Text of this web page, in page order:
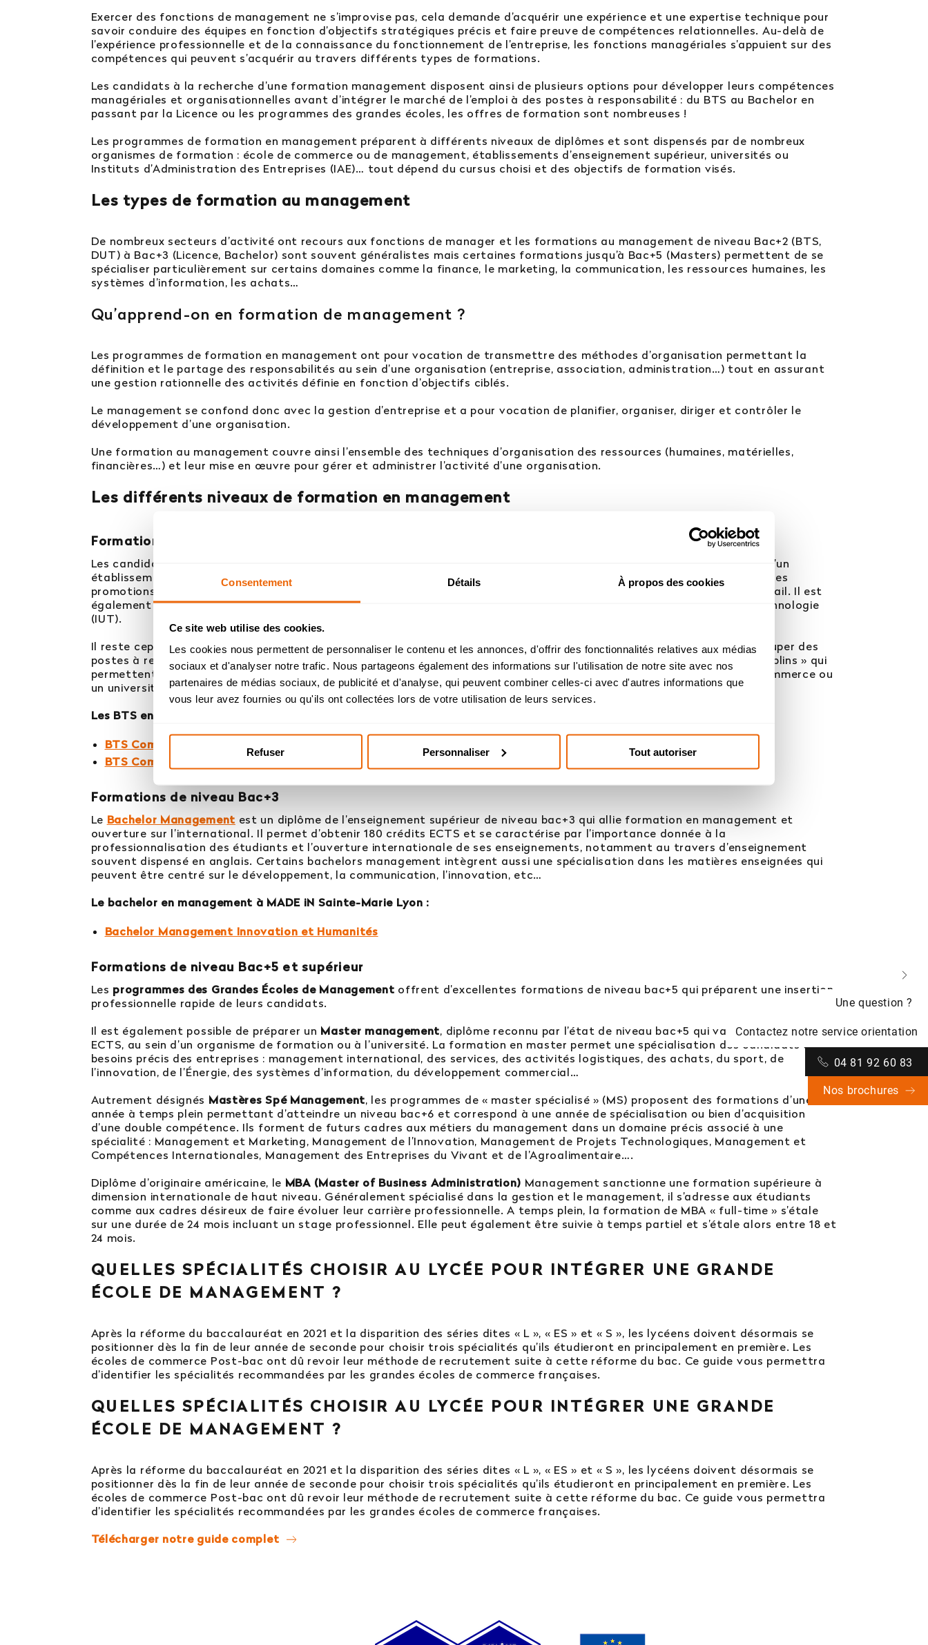
Consentement Détails À propos des cookies
Ce site web utilise des cookies.
Les cookies nous permettent de personnaliser le contenu et les annonces, d'offrir des fonctionnalités relatives aux médias
sociaux et d'analyser notre trafic. Nous partageons également des informations sur l'utilisation de notre site avec nos
partenaires de médias sociaux, de publicité et d'analyse, qui peuvent combiner celles-ci avec d'autres informations que
vous leur avez fournies ou qu'ils ont collectées lors de votre utilisation de leurs services.
Refuser Personnaliser Tout autoriser
Exercer des fonctions de management ne s’improvise pas, cela demande d’acquérir une expérience et une expertise technique pour
savoir conduire des équipes en fonction d’objectifs stratégiques précis et faire preuve de compétences relationnelles. Au-delà de
l’expérience professionnelle et de la connaissance du fonctionnement de l’entreprise, les fonctions managériales s’appuient sur des
compétences qui peuvent s’acquérir au travers différents types de formations.
Les candidats à la recherche d’une formation management disposent ainsi de plusieurs options pour développer leurs compétences
managériales et organisationnelles avant d’intégrer le marché de l’emploi à des postes à responsabilité : du BTS au Bachelor en
passant par la Licence ou les programmes des grandes écoles, les offres de formation sont nombreuses !
Les programmes de formation en management préparent à différents niveaux de diplômes et sont dispensés par de nombreux
organismes de formation : école de commerce ou de management, établissements d’enseignement supérieur, universités ou
Instituts d’Administration des Entreprises (IAE)… tout dépend du cursus choisi et des objectifs de formation visés.
Les types de formation au management
De nombreux secteurs d’activité ont recours aux fonctions de manager et les formations au management de niveau Bac+2 (BTS,
DUT) à Bac+3 (Licence, Bachelor) sont souvent généralistes mais certaines formations jusqu’à Bac+5 (Masters) permettent de se
spécialiser particulièrement sur certains domaines comme la finance, le marketing, la communication, les ressources humaines, les
systèmes d’information, les achats…
Qu’apprend-on en formation de management ?
Les programmes de formation en management ont pour vocation de transmettre des méthodes d’organisation permettant la
définition et le partage des responsabilités au sein d’une organisation (entreprise, association, administration…) tout en assurant
une gestion rationnelle des activités définie en fonction d’objectifs ciblés.
Le management se confond donc avec la gestion d’entreprise et a pour vocation de planifier, organiser, diriger et contrôler le
développement d’une organisation.
Une formation au management couvre ainsi l’ensemble des techniques d’organisation des ressources (humaines, matérielles,
financières…) et leur mise en œuvre pour gérer et administrer l’activité d’une organisation.
Les différents niveaux de formation en management
Formations de niveau Bac+2
Les candidats désireux de se former au management peuvent préparer un Brevet de Technicien Supérieur (BTS) au sein d’un
établissement d’enseignement privé ou d’un lycée public. L’avantage d’un BTS réside dans sa pédagogie active, la taille des
promotions et des stages en entreprise qui permettent aux étudiants d’avoir un premier contact avec le marché du travail. Il est
également possible de préparer Diplôme Universitaire de Technologie (DUT) dispensé par un Institut Universitaire de Technologie
(IUT).
Il reste cependant nécessaire d’acquérir davantage de compétences et d’expérience professionnelle pour prétendre occuper des
postes à responsabilité dans le management. C’est pourquoi les BTS de MADE iN Sainte-Marie Lyon sont des BTS « tremplins » qui
permettent aux étudiants de poursuivre leurs études en licence ou en bachelor, avant d’intégrer une grande école de commerce ou
un université (Master ou PGE).
Les BTS en management à MADE iN Sainte-Marie Lyon :
BTS Comptabilité Gestion
BTS Commerce International
Formations de niveau Bac+3
Le Bachelor Management est un diplôme de l’enseignement supérieur de niveau bac+3 qui allie formation en management et
ouverture sur l’international. Il permet d’obtenir 180 crédits ECTS et se caractérise par l’importance donnée à la
professionnalisation des étudiants et l’ouverture internationale de ses enseignements, notamment au travers d’enseignement
souvent dispensé en anglais. Certains bachelors management intègrent aussi une spécialisation dans les matières enseignées qui
peuvent être centré sur le développement, la communication, l’innovation, etc…
Le bachelor en management à MADE iN Sainte-Marie Lyon :
Bachelor Management Innovation et Humanités
Formations de niveau Bac+5 et supérieur
Les programmes des Grandes Écoles de Management offrent d’excellentes formations de niveau bac+5 qui préparent une insertion
professionnelle rapide de leurs candidats.
Il est également possible de préparer un Master management, diplôme reconnu par l’état de niveau bac+5 qui valide 120 crédits
ECTS, au sein d’un organisme de formation ou à l’université. La formation en master permet une spécialisation des candidats à des
besoins précis des entreprises : management international, des services, des activités logistiques, des achats, du sport, de
l’innovation, de l’Énergie, des systèmes d’information, du développement commercial…
Autrement désignés Mastères Spé Management, les programmes de « master spécialisé » (MS) proposent des formations d’une
année à temps plein permettant d’atteindre un niveau bac+6 et correspond à une année de spécialisation ou bien d’acquisition
d’une double compétence. Ils forment de futurs cadres aux métiers du management dans un domaine précis associé à une
spécialité : Management et Marketing, Management de l’Innovation, Management de Projets Technologiques, Management et
Compétences Internationales, Management des Entreprises du Vivant et de l’Agroalimentaire….
Diplôme d’originaire américaine, le MBA (Master of Business Administration) Management sanctionne une formation supérieure à
dimension internationale de haut niveau. Généralement spécialisé dans la gestion et le management, il s’adresse aux étudiants
comme aux cadres désireux de faire évoluer leur carrière professionnelle. A temps plein, la formation de MBA « full-time » s’étale
sur une durée de 24 mois incluant un stage professionnel. Elle peut également être suivie à temps partiel et s’étale alors entre 18 et
24 mois.
QUELLES SPÉCIALITÉS CHOISIR AU LYCÉE POUR INTÉGRER UNE GRANDE
ÉCOLE DE MANAGEMENT?
Après la réforme du baccalauréat en 2021 et la disparition des séries dites « L », « ES » et « S », les lycéens doivent désormais se
positionner dès la fin de leur année de seconde pour choisir trois spécialités qu’ils étudieront en principalement en première. Les
écoles de commerce Post-bac ont dû revoir leur méthode de recrutement suite à cette réforme du bac. Ce guide vous permettra
d’identifier les spécialités recommandées par les grandes écoles de commerce françaises.
QUELLES SPÉCIALITÉS CHOISIR AU LYCÉE POUR INTÉGRER UNE GRANDE
ÉCOLE DE MANAGEMENT ?
Après la réforme du baccalauréat en 2021 et la disparition des séries dites « L », « ES » et « S », les lycéens doivent désormais se
positionner dès la fin de leur année de seconde pour choisir trois spécialités qu’ils étudieront en principalement en première. Les
écoles de commerce Post-bac ont dû revoir leur méthode de recrutement suite à cette réforme du bac. Ce guide vous permettra
d’identifier les spécialités recommandées par les grandes écoles de commerce françaises.
Télécharger notre guide complet
Une question ?
Contactez notre service orientation
04 81 92 60 83
Nos brochures
Bachelor Management Innovation et Humanités : reprise de
l’étude des dossiers de candidature à partir du 26 août.
Bachelor Design d’Espace et Prépa Architecture : dossiers de
candidatures étudiés durant l’été.